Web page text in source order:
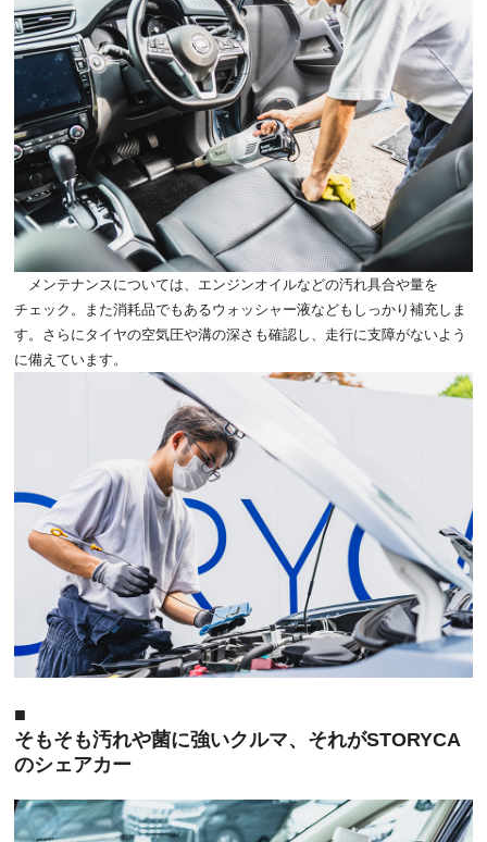
メンテナンスについては、エンジンオイルなどの汚れ具合や量を
チェック。また消耗品でもあるウォッシャー液などもしっかり補充しま
す。さらにタイヤの空気圧や溝の深さも確認し、走行に支障がないよう
に備えています。
そもそも汚れや菌に強いクルマ、それがSTORYCA
のシェアカー